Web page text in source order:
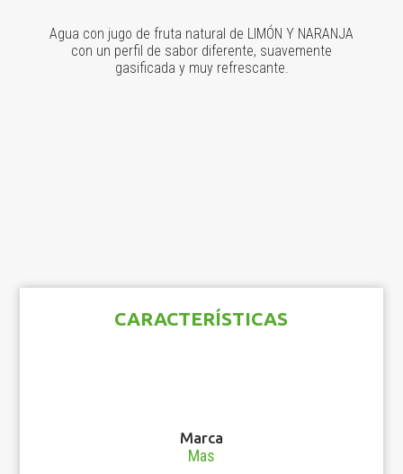
Agua con jugo de fruta natural de LIMÓN Y NARANJA
con un perfil de sabor diferente, suavemente
gasificada y muy refrescante.
CARACTERÍSTICAS
Marca
Mas